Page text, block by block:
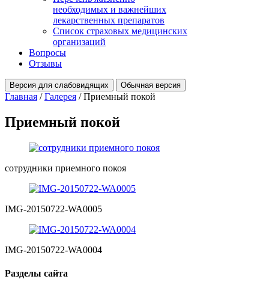
необходимых и важнейших
лекарственных препаратов
Список страховых медицинских
организаций
Вопросы
Отзывы
Версия для слабовидящих Обычная версия
Главная /Галерея /Приемный покой
Приемный покой
сотрудники приемного покоя
IMG-20150722-WA0005
IMG-20150722-WA0004
Разделы сайта